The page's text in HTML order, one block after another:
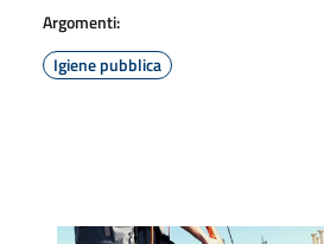
Argomenti:
Igiene pubblica